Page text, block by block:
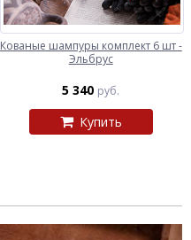
Кованые шампуры комплект 6 шт -
Эльбрус
5 340 руб.
Купить